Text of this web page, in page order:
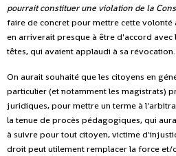
pourrait constituer une violation de la
faire de concret pour mettre cette volonté
en arriverait presque à être d'accord avec
têtes, qui avaient applaudi à sa révocation.
On aurait souhaité que les citoyens en
particulier (et notamment les magistrats)
juridiques, pour mettre un terme à
la tenue de procès pédagogiques, qui
à suivre pour tout citoyen, victime
droit peut utilement remplacer la force et/